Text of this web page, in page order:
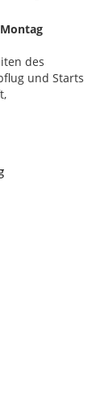
Montag
des
und Starts